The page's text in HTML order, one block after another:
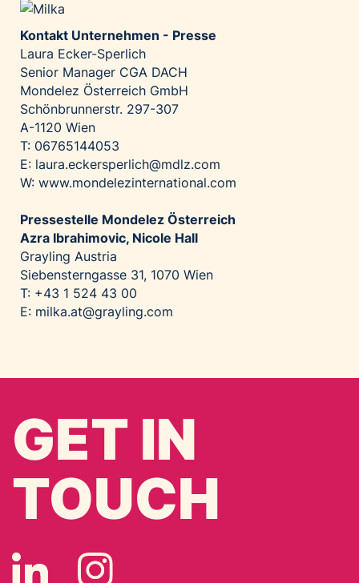
Kontakt Unternehmen - Presse
Laura Ecker-Sperlich
Senior Manager CGA DACH
Mondelez Österreich GmbH
Schönbrunnerstr. 297-307
A-1120 Wien
T: 06765144053
E: laura.eckersperlich@mdlz.com
W: www.mondelezinternational.com
Pressestelle Mondelez Österreich
Azra Ibrahimovic, Nicole Hall
Grayling Austria
Siebensterngasse 31, 1070 Wien
T: +43 1 524 43 00
E: milka.at@grayling.com
GET IN
TOUCH